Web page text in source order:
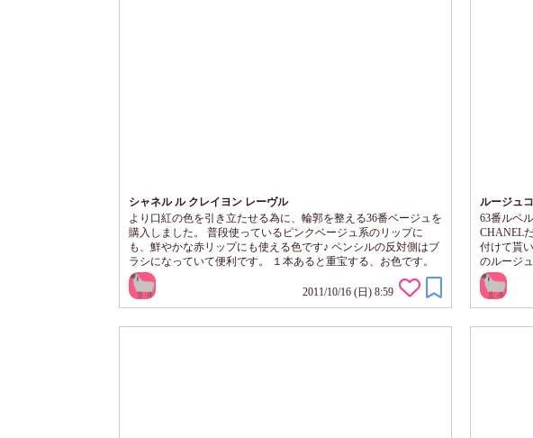
シャネル ル クレイヨン レーヴル
より口紅の色を引き立たせる為に、輪郭を整える36番ベージュを
購入しました。 普段使っているピンクベージュ系のリップに
も、鮮やかな赤リップにも使える色です♪ ペンシルの反対側はブ
ラシになっていて便利です。 １本あると重宝する、お色です。
2011/10/16 (日) 8:59
ルージュ
63番ルベ
CHANEL
付けて貰
のルージ
でき、初
ツヤツヤ